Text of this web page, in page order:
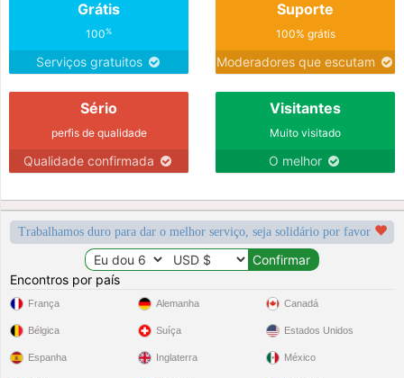
Grátis
100%
Serviços gratuitos
Suporte
100% grátis
Moderadores que escutam
Sério
perfis de qualidade
Qualidade confirmada
Visitantes
Muito visitado
O melhor
Trabalhamos duro para dar o melhor serviço, seja solidário por favor
Encontros por país
França
Bélgica
Espanha
Alemanha
Suíça
Inglaterra
Canadá
Estados Unidos
México